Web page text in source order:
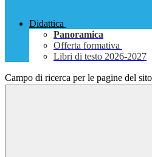
Didattica
Panoramica
Offerta formativa
Libri di testo 2026-2027
Campo di ricerca per le pagine del sito